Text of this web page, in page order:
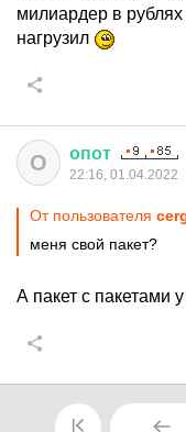
милиардер в рублях
нагрузил
О опот
22:16, 01.04.2022
От пользователя
меня свой пакет?
А пакет с пакетами